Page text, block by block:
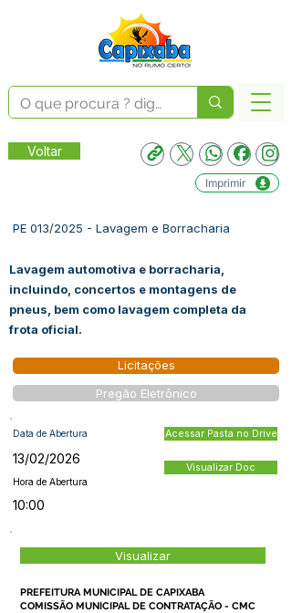
Voltar
Imprimir
PE 013/2025 - Lavagem e Borracharia
Lavagem automotiva e borracharia,
incluindo, concertos e montagens de
pneus, bem como lavagem completa da
frota oficial.
Licitações
Pregão Eletrônico
Data de Abertura
13/02/2026
Hora de Abertura
Acessar Pasta no Drive
Visualizar Doc
10:00
Visualizar
PREFEITURA MUNICIPAL DE CAPIXABA
COMISSÃO MUNICIPAL DE CONTRATAÇÃO - CMC